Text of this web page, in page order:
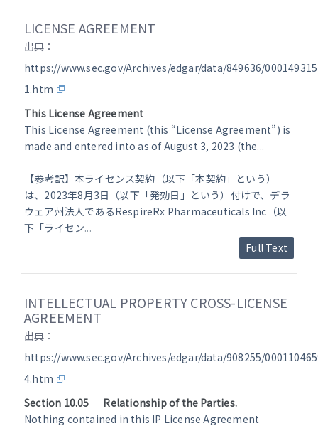
LICENSE AGREEMENT
出典：
https://www.sec.gov/Archives/edgar/data/849636/
1.htm
This License Agreement
This License Agreement (this “License Agreement”) is
made and entered into as of August 3, 2023 (the...
【参考訳】本ライセンス契約（以下「本契約」という）
は、2023年8月3日（以下「発効日」という）付けで、デラ
ウェア州法人であるRespireRx Pharmaceuticals Inc（以
下「ライセン...
Full Text
INTELLECTUAL PROPERTY CROSS-LICENSE
AGREEMENT
出典：
https://www.sec.gov/Archives/edgar/data/908255/
4.htm
Section 10.05 Relationship of the Parties.
Nothing contained in this IP License Agreement